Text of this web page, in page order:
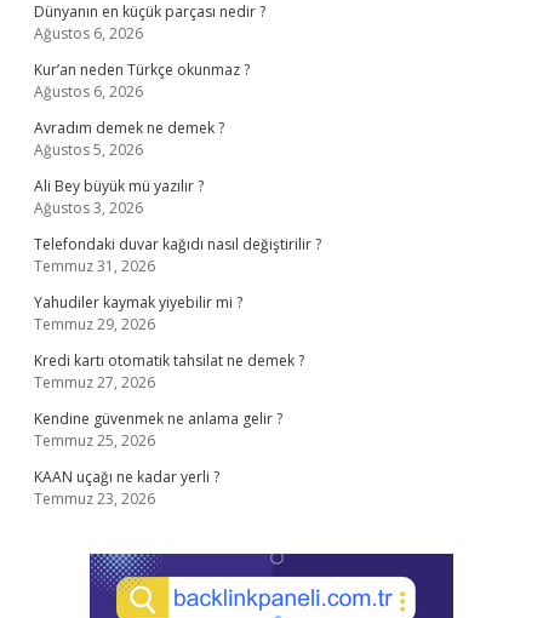
Dünyanın en küçük parçası nedir ?
Ağustos 6, 2026
Kur’an neden Türkçe okunmaz ?
Ağustos 6, 2026
Avradım demek ne demek ?
Ağustos 5, 2026
Ali Bey büyük mü yazılır ?
Ağustos 3, 2026
Telefondaki duvar kağıdı nasıl değiştirilir ?
Temmuz 31, 2026
Yahudiler kaymak yiyebilir mi ?
Temmuz 29, 2026
Kredi kartı otomatik tahsilat ne demek ?
Temmuz 27, 2026
Kendine güvenmek ne anlama gelir ?
Temmuz 25, 2026
KAAN uçağı ne kadar yerli ?
Temmuz 23, 2026